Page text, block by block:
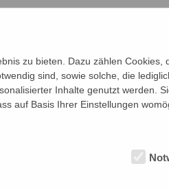
/ Schule
des Europäischen
kommen wir? Ein
zu bieten. Dazu zählen Cookies,
sind, sowie solche, die
Inhalte genutzt werden.
auf Basis Ihrer Einstellungen